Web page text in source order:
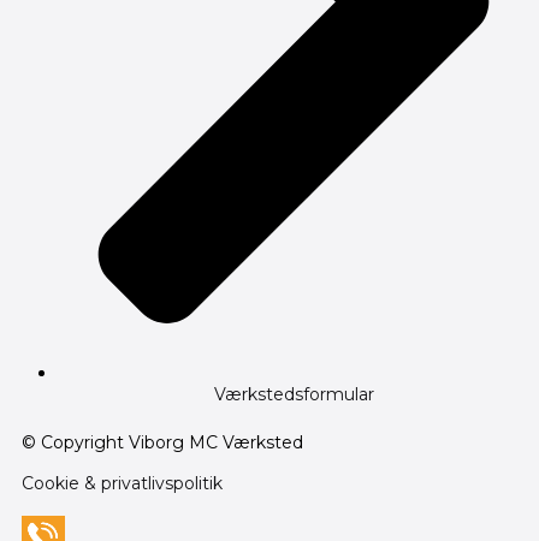
Værkstedsformular
© Copyright Viborg MC Værksted
Cookie & privatlivspolitik